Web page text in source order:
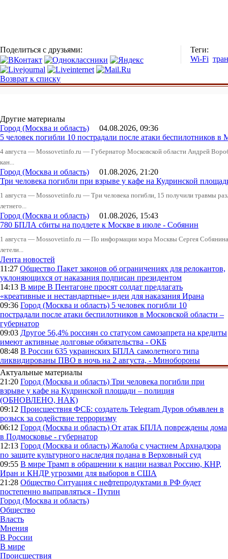
Поделиться с друзьями:
Теги:
Wi-Fi
Возврат к списку
Другие материалы
Город (Москва и область) 04.08.2026, 09:36
5 человек погибли 10 пострадали после атаки беспилотников в
4 августа — Mossovetinfo.ru — Губернатор Московской области Андрей
кан...
Город (Москва и область) 01.08.2026, 21:20
Три человека погибли при взрыве у кафе на Кудринской
1 августа — Mossovetinfo.ru — Три человека погибли, 15 получили травмы
летнего...
Город (Москва и область) 01.08.2026, 15:43
780 БПЛА сбиты на подлете к Москве в июле - Собянин
1 августа — Mossovetinfo.ru — По информации мэра Москвы Сергея
летели...
Лента новостей
11:27 Общество Пакет законов об ограничениях для релокантов,
уклоняющихся от наказания подписан президентом
14:13 В мире В Пентагоне просят солдат предлагать
«креативные и нестандартные» идеи для наказания Ирана
09:36 Город (Москва и область) 5 человек погибли 10
пострадали после атаки беспилотников в Московской области –
губернатор
09:03 Другое 56,4% россиян со статусом самозапрета на кредиты
имеют активные долговые обязательства - ОКБ
08:48 В России 635 украинских БПЛА самолетного типа
ликвидированы ПВО в ночь на 2 августа, - Минобороны
Актуальные материалы
21:20 Город (Москва и область) Три человека погибли при
взрыве у кафе на Кудринской площади – полиция
(ОБНОВЛЕНО, НАК)
09:12 Происшествия ФСБ: создатель Telegram Дуров объявлен в
розыск за содействие терроризму
06:12 Город (Москва и область) От атак БПЛА повреждены дома
в Подмосковье - губернатор
12:13 Город (Москва и область) Жалоба с участием Архнадзора
по защите культурного наследия подана в Верховный суд
09:55 В мире Трамп в обращении к нации назвал Россию, КНР,
Иран и КНДР угрозами для выборов в США
21:28 Общество Ситуация с нефтепродуктами в РФ будет
постепенно выправляться - Путин
Город (Москва и область)
Общество
Власть
Мнения
В России
В мире
Происшествия